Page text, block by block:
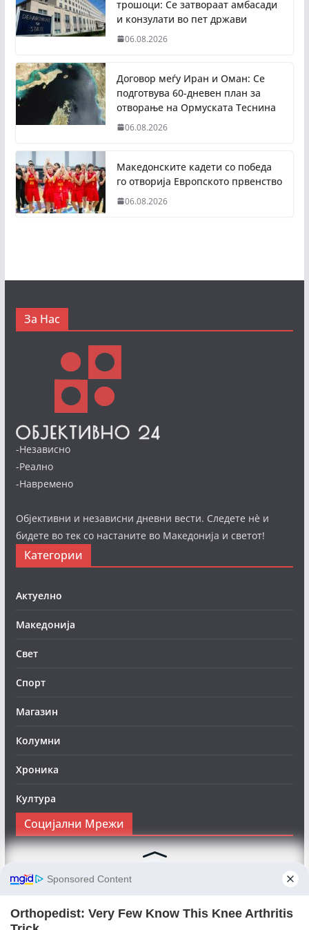
трошоци: Се затвораат амбасади
и конзулати во пет држави
06.08.2026
Договор меѓу Иран и Оман: Се
подготвува 60-дневен план за
отворање на Ормуската Теснина
06.08.2026
Македонските кадети со победа
го отворија Европското првенство
06.08.2026
За Нас
-Независно
-Реално
-Навремено
Објективни и независни дневни вести. Следете нè и
бидете во тек со настаните во Македонија и светот!
Категории
Актуелно
Македонија
Свет
Спорт
Магазин
Колумни
Хроника
Култура
Социјални Мрежи